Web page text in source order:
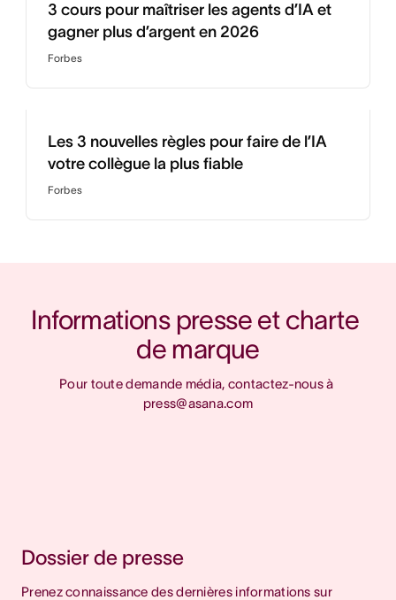
3 cours pour maîtriser les agents d’IA et
gagner plus d’argent en 2026
Forbes
Les 3 nouvelles règles pour faire de l’IA
votre collègue la plus fiable
Forbes
Informations presse et charte
de marque
Pour toute demande média, contactez-nous à
press@asana.com
Dossier de presse
Prenez connaissance des dernières informations sur